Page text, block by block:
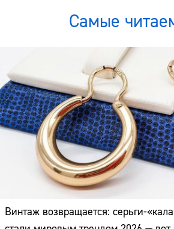
Самые
Винтаж возвращается: серьги-